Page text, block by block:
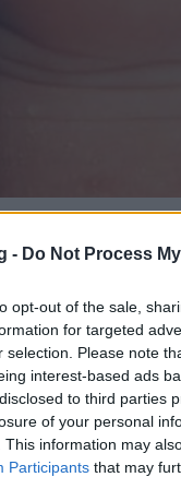
- Do Not Process
opt-out of the sale,
for targeted
selection. Please note
interest-based ads
to third parties
of your personal
This information may
Participants that may
όταν αναζητάς
ως προτιμώμενη πηγή
Google
αθλητής, ο
του. Το